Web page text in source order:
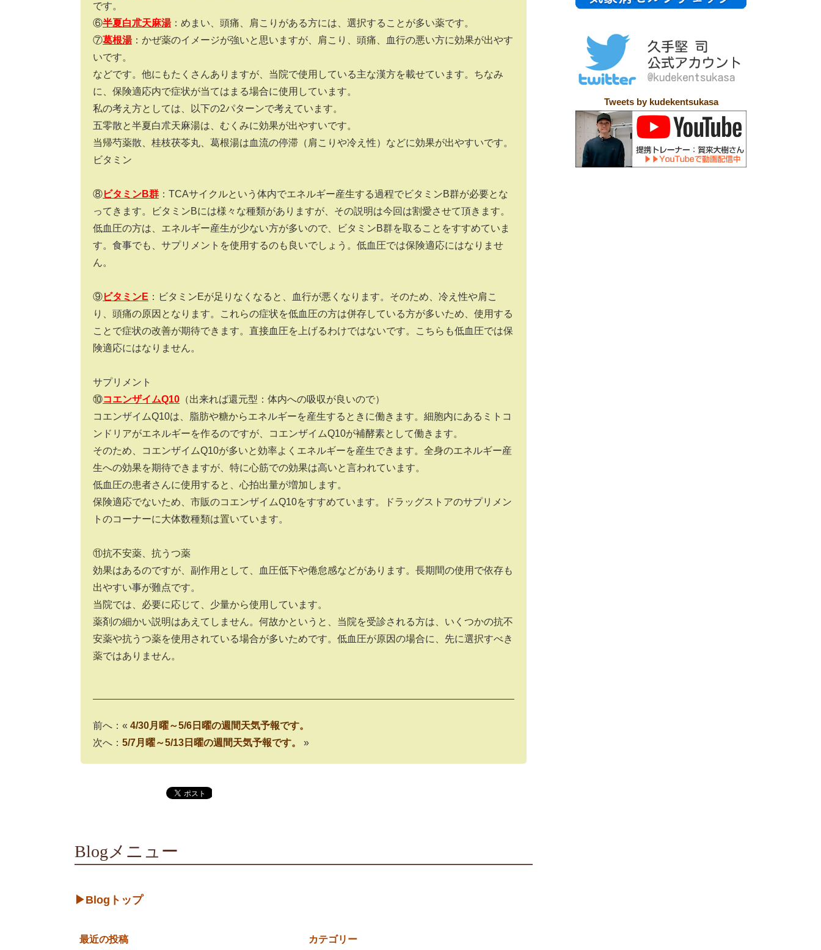
です。
⑥半夏白朮天麻湯：めまい、頭痛、肩こりがある方には、選択することが多い薬です。
⑦葛根湯：かぜ薬のイメージが強いと思いますが、肩こり、頭痛、血行の悪い方に効果が出やす
いです。
などです。他にもたくさんありますが、当院で使用している主な漢方を載せています。ちなみ
に、保険適応内で症状が当てはまる場合に使用しています。
私の考え方としては、以下の2パターンで考えています。
五零散と半夏白朮天麻湯は、むくみに効果が出やすいです。
当帰芍薬散、桂枝茯苓丸、葛根湯は血流の停滞（肩こりや冷え性）などに効果が出やすいです。
ビタミン
⑧ビタミンB群 ：TCAサイクルという体内でエネルギー産生する過程でビタミンB群が必要とな
ってきます。ビタミンBには様々な種類がありますが、その説明は今回は割愛させて頂きます。
低血圧の方は、エネルギー産生が少ない方が多いので、ビタミンB群を取ることをすすめていま
す。食事でも、サプリメントを使用するのも良いでしょう。低血圧では保険適応にはなりませ
ん。
⑨ビタミンE ：ビタミンEが足りなくなると、血行が悪くなります。そのため、冷え性や肩こ
り、頭痛の原因となります。これらの症状を低血圧の方は併存している方が多いため、使用する
ことで症状の改善が期待できます。直接血圧を上げるわけではないです。こちらも低血圧では保
険適応にはなりません。
サプリメント
⑩コエンザイムQ10 （出来れば還元型：体内への吸収が良いので）
コエンザイムQ10は、脂肪や糖からエネルギーを産生するときに働きます。細胞内にあるミトコ
ンドリアがエネルギーを作るのですが、コエンザイムQ10が補酵素として働きます。
そのため、コエンザイムQ10が多いと効率よくエネルギーを産生できます。全身のエネルギー産
生への効果を期待できますが、特に心筋での効果は高いと言われています。
低血圧の患者さんに使用すると、心拍出量が増加します。
保険適応でないため、市販のコエンザイムQ10をすすめています。ドラッグストアのサプリメン
トのコーナーに大体数種類は置いています。
⑪抗不安薬、抗うつ薬
効果はあるのですが、副作用として、血圧低下や倦怠感などがあります。長期間の使用で依存も
出やすい事が難点です。
当院では、必要に応じて、少量から使用しています。
薬剤の細かい説明はあえてしません。何故かというと、当院を受診される方は、いくつかの抗不
安薬や抗うつ薬を使用されている場合が多いためです。低血圧が原因の場合に、先に選択すべき
薬ではありません。
前へ：« 4/30月曜～5/6日曜の週間天気予報です。
次へ： 5/7月曜～5/13日曜の週間天気予報です。 »
Blogメニュー
▶Blogトップ
最近の投稿 カテゴリー
Tweets by kudekentsukasa